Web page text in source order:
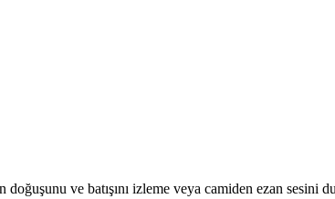
ve batışını izleme veya camiden ezan sesini